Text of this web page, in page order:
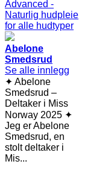
Abelone
Smedsrud
Se alle innlegg
✦ Abelone
Smedsrud –
Deltaker i Miss
Norway 2025 ✦
Jeg er Abelone
Smedsrud, en
stolt deltaker i
Mis...